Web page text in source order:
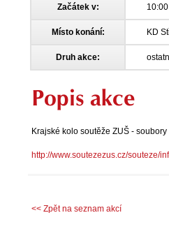
Začátek v: 10:00
Místo konání: KD
Druh akce:
Popis akce
Krajské kolo soutěže ZUŠ -
http://www.soutezezus.cz/souteze/
<< Zpět na seznam akcí